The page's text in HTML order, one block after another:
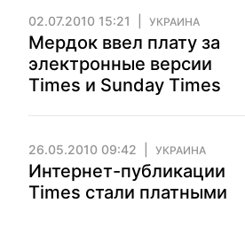
02.07.2010 15:21 УКРАИНА
Мердок ввел плату за
электронные версии
Times и Sunday Times
26.05.2010 09:42 УКРАИНА
Интернет-публикации
Times стали платными